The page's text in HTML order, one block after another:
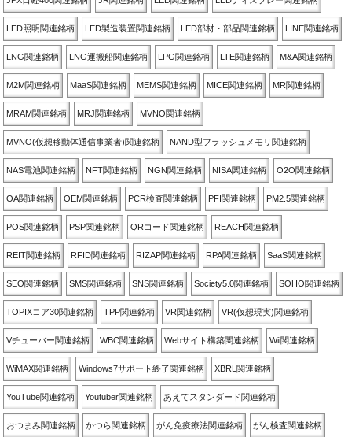
LED照明関連銘柄 LED製造装置関連銘柄 LED部材・部品関連銘柄 LINE関連銘柄
LNG関連銘柄 LNG運搬船関連銘柄 LPG関連銘柄 LTE関連銘柄 M&A関連銘柄
M2M関連銘柄 MaaS関連銘柄 MEMS関連銘柄 MICE関連銘柄 MR関連銘柄
MRAM関連銘柄 MRJ関連銘柄 MVNO関連銘柄
MVNO(仮想移動体通信事業者)関連銘柄 NAND型フラッシュメモリ関連銘柄
NAS電池関連銘柄 NFT関連銘柄 NGN関連銘柄 NISA関連銘柄 O2O関連銘柄
OA関連銘柄 OEM関連銘柄 PCR検査関連銘柄 PFI関連銘柄 PM2.5関連銘柄
POS関連銘柄 PSP関連銘柄 QRコード関連銘柄 REACH関連銘柄
REIT関連銘柄 RFID関連銘柄 RIZAP関連銘柄 RPA関連銘柄 SaaS関連銘柄
SEO関連銘柄 SMS関連銘柄 SNS関連銘柄 Society5.0関連銘柄 SOHO関連銘柄
TOPIXコア30関連銘柄 TPP関連銘柄 VR関連銘柄 VR(仮想現実)関連銘柄
Vチューバー関連銘柄 WBC関連銘柄 Webサイト構築関連銘柄 Wii関連銘柄
WiMAX関連銘柄 Windows7サポート終了関連銘柄 XBRL関連銘柄
YouTube関連銘柄 Youtuber関連銘柄 あえてスタンダード関連銘柄
おつまみ関連銘柄 かつら関連銘柄 がん免疫療法関連銘柄 がん検査関連銘柄